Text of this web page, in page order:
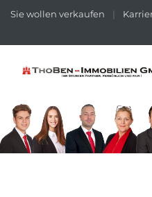
Sie wollen verkaufen |